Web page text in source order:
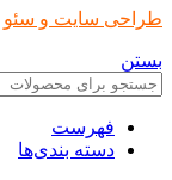
طراحی سایت و سئو
بستن
فهرست
دسته بندی‌ها